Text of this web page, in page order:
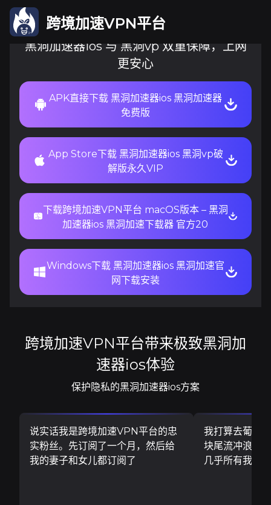
跨境加速VPN平台
黑洞加速器ios 与 黑洞vp 双重保障，上网
更安心
APK直接下载 黑洞加速器ios 黑洞加速器
免费版
App Store下载 黑洞加速器ios 黑洞vp破
解版永久VIP
下载跨境加速VPN平台 macOS版本 – 黑洞
加速器ios 黑洞加速下载器 官方20
Windows下载 黑洞加速器ios 黑洞加速官
网下载安装
跨境加速VPN平台带来极致黑洞加
速器ios体验
保护隐私的黑洞加速器ios方案
说实话我是跨境加速VPN平台的忠
实粉丝。先订阅了一个月，然后给
我的妻子和女儿都订阅了
我打算去葡萄
块尾流冲浪板
几乎所有我需